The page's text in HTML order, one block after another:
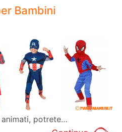
Bambini
potrete…